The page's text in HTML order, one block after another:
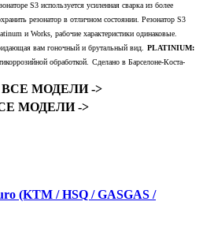
S3 используется усиленная сварка из более
резонатор в отличном состоянии. Резонатор S3
и Works, рабочие характеристики одинаковые.
вам гоночный и брутальный вид. PLATINIUM:
обработкой. Сделано в Барселоне-Коста-
МОДЕЛИ ->
МОДЕЛИ ->
(KTM / HSQ / GASGAS /